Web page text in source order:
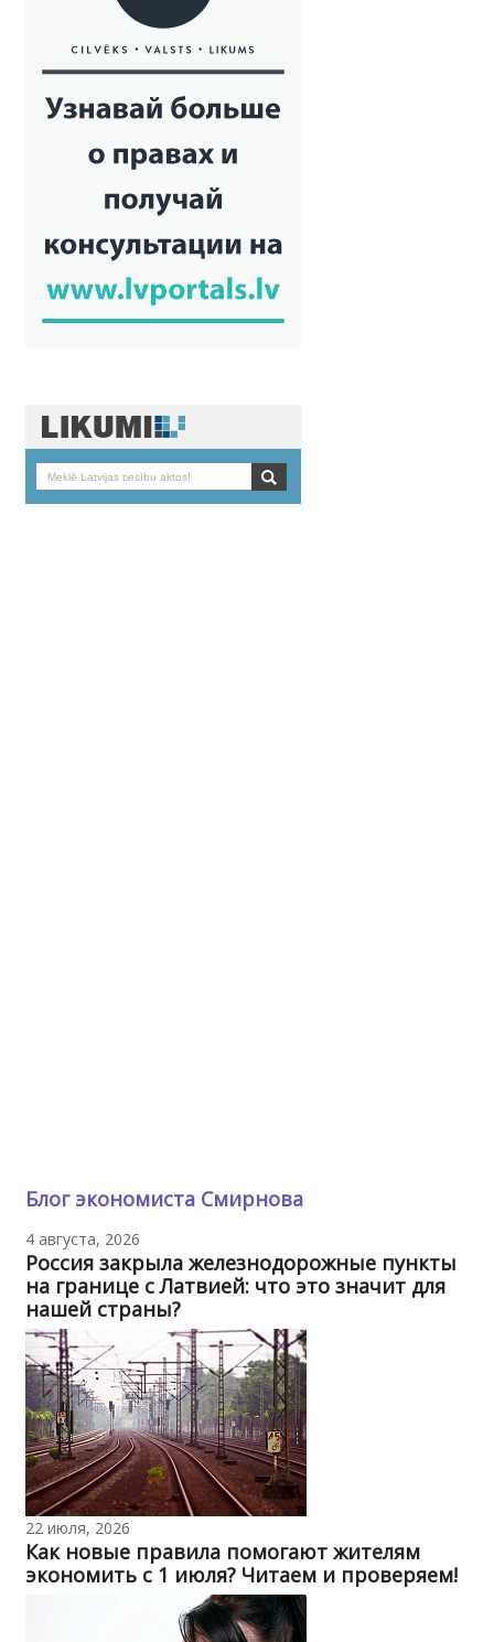
Блог экономиста Смирнова
4 августа, 2026
Россия закрыла железнодорожные пункты
на границе с Латвией: что это значит для
нашей страны?
22 июля, 2026
Как новые правила помогают жителям
экономить с 1 июля? Читаем и проверяем!